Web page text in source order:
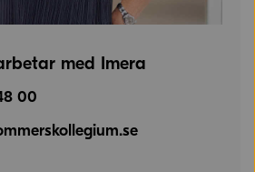
med Imera
00